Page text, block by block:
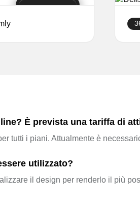
È prevista una tariffa di
tutti i piani. Attualmente è
utilizzato?
il design per renderlo il più